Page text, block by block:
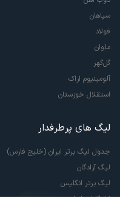
سپاهان
فولاد
ملوان
گل‌گهر
آلومینیوم اراک
استقلال خوزستان
لیگ های پرطرفدار
جدول لیگ برتر ایران (خلیج فارس)
لیگ آزادگان
لیگ برتر انگلیس